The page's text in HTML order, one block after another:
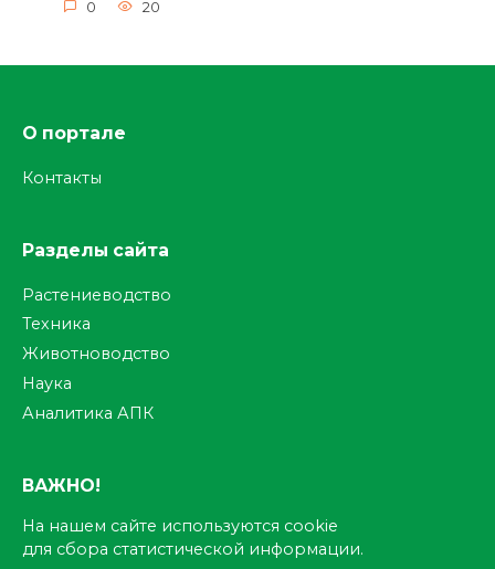
0 20
О портале
Контакты
Разделы сайта
Растениеводство
Техника
Животноводство
Наука
Аналитика АПК
ВАЖНО!
На нашем сайте используются cookie
для сбора статистической информации.